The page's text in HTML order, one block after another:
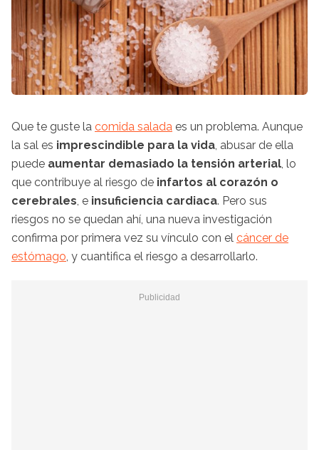
Que te guste la comida salada es un problema. Aunque
la sal es imprescindible para la vida, abusar de ella
puede aumentar demasiado la tensión arterial, lo
que contribuye al riesgo de infartos al corazón o
cerebrales, e insuficiencia cardiaca. Pero sus
riesgos no se quedan ahí, una nueva investigación
confirma por primera vez su vínculo con el cáncer de
estómago, y cuantifica el riesgo a desarrollarlo.